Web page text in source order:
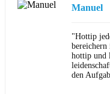
Manuel
"Hottip
hottip und
den